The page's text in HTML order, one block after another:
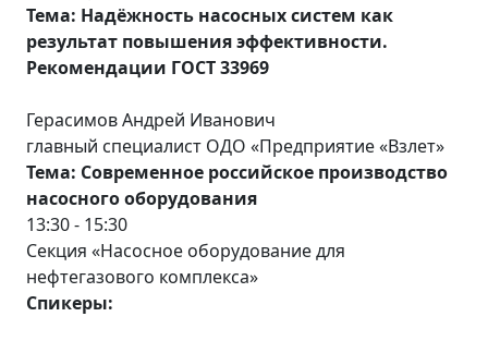
Тема: Надёжность насосных систем как
результат повышения эффективности.
Рекомендации ГОСТ 33969
Герасимов Андрей Иванович
главный специалист ОДО «Предприятие «Взлет»
Тема: Современное российское производство
насосного оборудования
13:30 - 15:30
Секция «Насосное оборудование для
нефтегазового комплекса»
Спикеры: